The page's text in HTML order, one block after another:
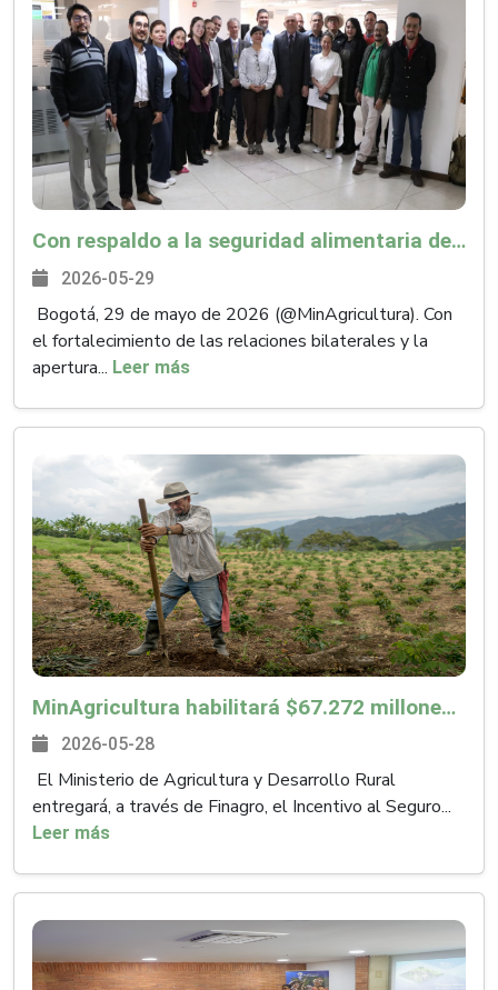
Con respaldo a la seguridad alimentaria de Cuba y fortalecimiento de alianzas en producción agropecuaria, concluyó visita de delegación del gobierno de la isla
2026-05-29
Bogotá, 29 de mayo de 2026 (@MinAgricultura). Con
el fortalecimiento de las relaciones bilaterales y la
apertura... Leer más
MinAgricultura habilitará $67.272 millones en subsidios para que campesinos y campesinas adquieran un seguro agropecuario ante los riesgos del Fenómeno de ‘El Niño’
2026-05-28
El Ministerio de Agricultura y Desarrollo Rural
entregará, a través de Finagro, el Incentivo al Seguro...
Leer más